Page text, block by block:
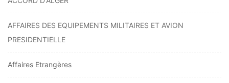
AFFAIRES DES EQUIPEMENTS MILITAIRES ET AVION
PRESIDENTIELLE
Affaires Etrangères